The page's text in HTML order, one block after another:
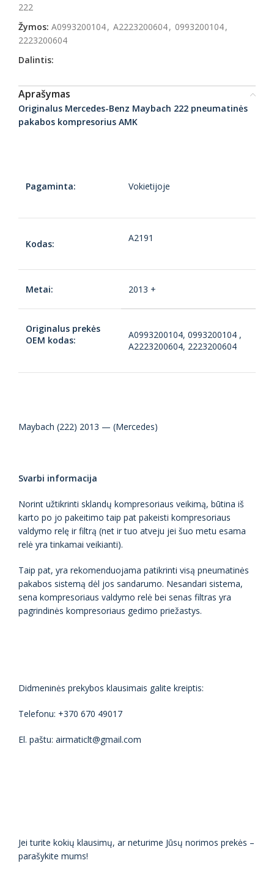
222
Žymos: A0993200104, A2223200604, 0993200104,
2223200604
Dalintis:
Aprašymas
Originalus Mercedes-Benz Maybach 222 pneumatinės
pakabos kompresorius AMK
Pagaminta: Vokietijoje
Kodas:
A2191
Metai: 2013 +
Originalus prekės
OEM kodas:
A0993200104, 0993200104 ,
A2223200604, 2223200604
Maybach (222) 2013 — (Mercedes)
Svarbi informacija
Norint užtikrinti sklandų kompresoriaus veikimą, būtina iš
karto po jo pakeitimo taip pat pakeisti kompresoriaus
valdymo relę ir filtrą (net ir tuo atveju jei šuo metu esama
relė yra tinkamai veikianti).
Taip pat, yra rekomenduojama patikrinti visą pneumatinės
pakabos sistemą dėl jos sandarumo. Nesandari sistema,
sena kompresoriaus valdymo relė bei senas filtras yra
pagrindinės kompresoriaus gedimo priežastys.
Didmeninės prekybos klausimais galite kreiptis:
Telefonu: +370 670 49017
El. paštu: airmaticlt@gmail.com
Jei turite kokių klausimų, ar neturime Jūsų norimos prekės –
parašykite mums!